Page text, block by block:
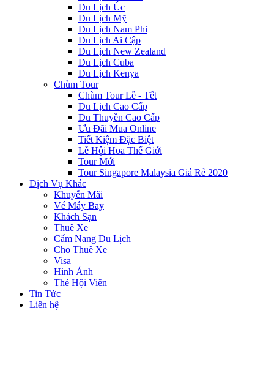
Du Lịch Úc
Du Lịch Mỹ
Du Lịch Nam Phi
Du Lịch Ai Cập
Du Lịch New Zealand
Du Lịch Cuba
Du Lịch Kenya
Chùm Tour
Chùm Tour Lễ - Tết
Du Lịch Cao Cấp
Du Thuyền Cao Cấp
Ưu Đãi Mua Online
Tiết Kiệm Đặc Biệt
Lễ Hội Hoa Thế Giới
Tour Mới
Tour Singapore Malaysia Giá Rẻ 2020
Dịch Vụ Khác
Khuyến Mãi
Vé Máy Bay
Khách Sạn
Thuê Xe
Cẩm Nang Du Lịch
Cho Thuê Xe
Visa
Hình Ảnh
Thẻ Hội Viên
Tin Tức
Liên hệ